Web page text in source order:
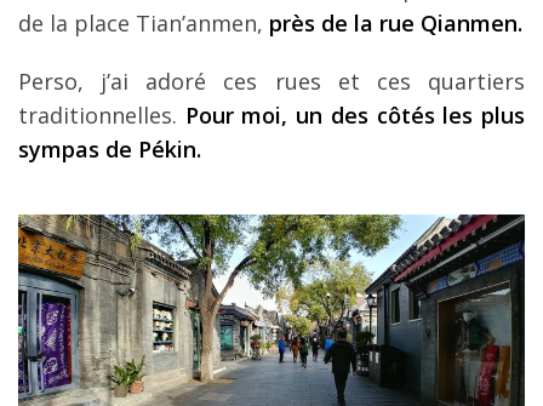
de la place Tian’anmen, près de la rue Qianmen.
Perso, j’ai adoré ces rues et ces quartiers
traditionnelles. Pour moi, un des côtés les plus
sympas de Pékin.